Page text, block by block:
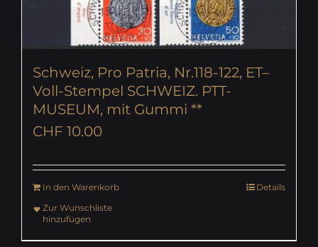
Schweiz, Pro Patria, Nr.118-122, ET–
Voll-Stempel SCHWEIZ. PTT-
MUSEUM, mit Gummi **
CHF 10.00
In den Warenkorb
Details
Zur Wunschliste
hinzufügen